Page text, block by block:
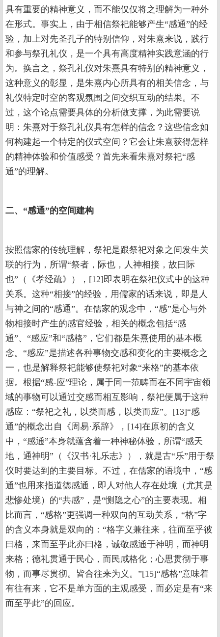
具有重要的精神意义，而不能仅仅将之理解为一种外
在形式。事实上，由于相信祭祀能够产生“感通”的经
验，加上对先圣孔子的特别信仰，对朱熹来说，践行
和参与祭孔礼仪，是一个具有高度精神实践意涵的行
为。换言之，祭孔礼仪对朱熹具有特别的精神意义，
这种意义的彰显，是朱熹内心所具有的相关信念，与
礼仪特定时空的客观氛围之间交织互动的结果。不
过，这个论点需要具体的分析做支撑，为此需要说
明：朱熹对于祭孔礼仪具有怎样的信念？这些信念如
何构建起一个特定的仪式空间？它会让朱熹获得怎样
的精神体验和价值感受？首先来看朱熹对祭祀“感
通”的理解。
二、“感通”的空间建构
按照儒家的传统理解，祭祀是跟祭祀对象之间发生关
联的行为，所谓“祭者，际也，人神相接，故曰际
也”（《孝经疏》），[12]即表明在祭祀仪式中的这种
关系。这种“相接”的经验，用儒家的话来说，即是人
与神之间的“感通”。在儒家的观念中，“感”是心与外
物相接时产生的感官经验，相关的概念包括“感
通”、“感应”和“感格”，它们都是朱熹使用的基本概
念。“感应”是描述各种事物交感和变化的主要概念之
一，也是解释祭祀能够使祭祀对象“来格”的基本依
据。根据“感-应”理论，属于同一范畴而在不同宇宙领
域的事物可以通过交感而相互影响，祭祀便属于这种
感应：“祭祀之礼，以类而感，以类而应”。[13]“感
通”的概念出自《周易·系辞》，[14]在原初的含义
中，“感通”本身就蕴含着一种神秘体验，所谓“感天
地，通神明”（《汉书·礼乐志》），就是古“乐”用于祭
仪时要达到的主要目标。不过，在儒家的语境中，“感
通”也用来指道德感通，即人对他人存在处境（尤其是
悲惨处境）的“共感”，是“恻隐之心”的主要表现。相
比而言，“感格”更强调一种双向的互动关系，“格”字
的含义本身就是双向的：“格字义兼往来，往而至乎彼
曰格，来而至乎此亦曰格，诚敬感通于神明，而神明
来格；德礼贯通于民心，而民咸格化；心思贯彻于事
物，而事尽贯彻。皆合往来为义。”[15]“感格”意味着
有往有来，它不是单方面的主观感受，而必定是有“来
而至乎此”的回应。